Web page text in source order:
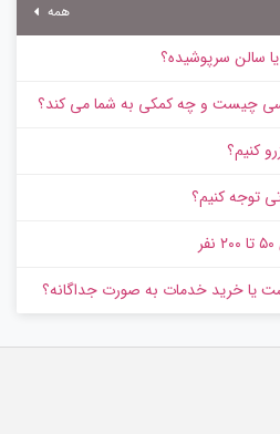
همه
سالن سرپوشیده؟
چیست و چه کمکی به شما می کند؟
کنیم؟
توجه کنیم؟
یا خرید خدمات به‌ صورت جداگانه؟